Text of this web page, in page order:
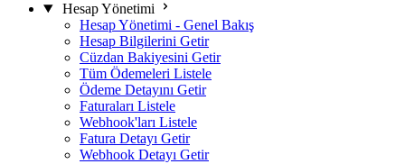
Hesap Yönetimi
Hesap Yönetimi - Genel Bakış
Hesap Bilgilerini Getir
Cüzdan Bakiyesini Getir
Tüm Ödemeleri Listele
Ödeme Detayını Getir
Faturaları Listele
Webhook'ları Listele
Fatura Detayı Getir
Webhook Detayı Getir